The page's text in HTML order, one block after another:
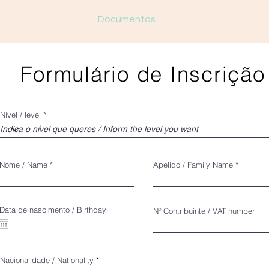
Documentos
Formulário de Inscrição
Nível / level
Nome / Name Apelido / Family Name
Data de nascimento / Birthday Nº Contribuinte / VAT number
Nacionalidade / Nationality